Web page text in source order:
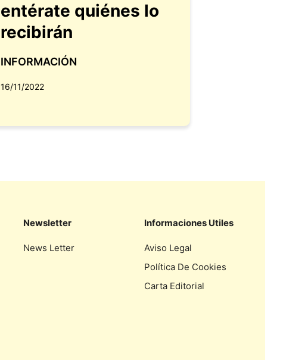
entérate quiénes lo
recibirán
INFORMACIÓN
16/11/2022
Newsletter
News Letter
Informaciones Utiles
Aviso Legal
Política De Cookies
Carta Editorial